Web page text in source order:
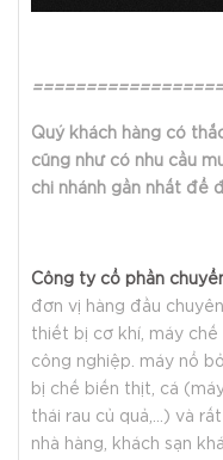
Quý khách hàng có
cũng như có nhu cầu
chi nhánh gần nhất để
Công ty cổ phần
đơn vị hàng đầu
thiết bị cơ khí, máy
công nghiệp. máy nổ
bị chế biến thịt, cá
thái rau củ quả,...) và
nhà hàng, khách sạn